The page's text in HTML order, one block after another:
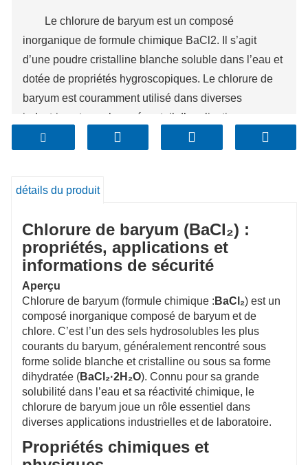
Le chlorure de baryum est un composé
inorganique de formule chimique BaCl2. Il s’agit
d’une poudre cristalline blanche soluble dans l’eau et
dotée de propriétés hygroscopiques. Le chlorure de
baryum est couramment utilisé dans diverses
industries et a un large éventail d’applications.
Dans les environnements industriels, le chlorure
pour le traitement de surface des métaux. Il aide à
améliorant ainsi l’adhérence et la résistance à la
corrosion des matériaux métalliques. Il est également
largement utilisé dans les industries du verre et de la
céramique comme agent clarifiant et colorant. De
plus, le chlorure de baryum est utilisé dans la
préparation d’autres composés de baryum, tels que le
sulfate de baryum et l’oxyde de baryum, ainsi que
dans la production de catalyseurs contenant des
éléments de baryum.
Il est important de faire preuve de prudence lors
d’une substance toxique. Des mesures de sécurité
détails du produit
Chlorure de baryum (BaCl₂) :
propriétés, applications et
informations de sécurité
Aperçu
Chlorure de baryum (formule chimique : BaCl₂) est un
composé inorganique composé de baryum et de
chlore. C’est l’un des sels hydrosolubles les plus
courants du baryum, généralement rencontré sous
forme solide blanche et cristalline ou sous sa forme
dihydratée (BaCl₂·2H₂O). Connu pour sa grande
solubilité dans l’eau et sa réactivité chimique, le
chlorure de baryum joue un rôle essentiel dans
diverses applications industrielles et de laboratoire.
Propriétés chimiques et